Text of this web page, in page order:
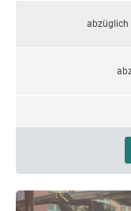
abzüglich